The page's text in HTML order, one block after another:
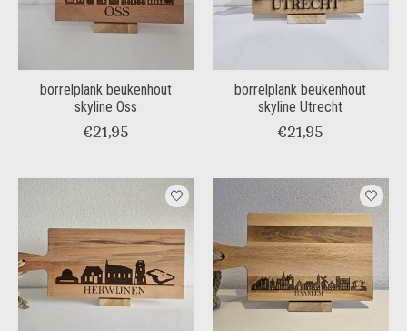
borrelplank beukenhout
skyline Oss
€21,95
borrelplank beukenhout
skyline Utrecht
€21,95